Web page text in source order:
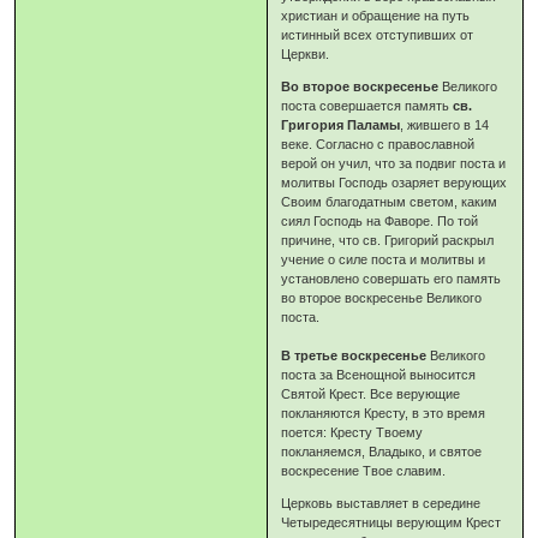
христиан и обращение на путь
истинный всех отступивших от
Церкви.
Во второе воскресенье Великого
поста совершается памятьсв.
Григория Паламы , жившего в 14
веке. Согласно с православной
верой он учил, что за подвиг поста и
молитвы Господь озаряет верующих
Своим благодатным светом, каким
сиял Господь на Фаворе. По той
причине, что св. Григорий раскрыл
учение о силе поста и молитвы и
установлено совершать его память
во второе воскресенье Великого
поста.
В третье воскресенье Великого
поста за Всенощной выносится
Святой Крест. Все верующие
покланяются Кресту, в это время
поется: Кресту Твоему
покланяемся, Владыко, и святое
воскресение Твое славим.
Церковь выставляет в середине
Четыредесятницы верующим Крест